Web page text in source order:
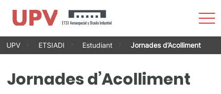
VésUPV ETSIADI Estudiant Jornades d’Acolliment
Jornades d’Acolliment